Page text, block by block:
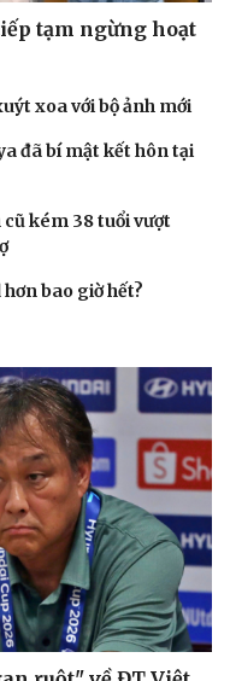
chuyện thời sự
truyện đêm khuya
sổ tình yêu
chuyện cho bé
giống tâm hồn
tạm ngừng hoạt
xoa với bộ ảnh mới
đã bí mật kết hôn tại
kém 38 tuổi vượt
bao giờ hết?